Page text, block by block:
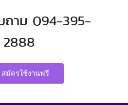
าม 094-395-
2888
สมัครใช้งานฟรี